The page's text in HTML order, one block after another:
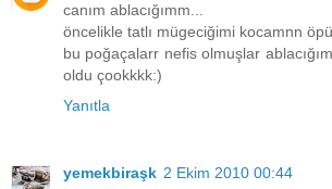
canım ablacığımm...
öncelikle tatlı mügeciğimi kocamnn
bu poğaçalarr nefis olmuşlar
oldu çookkkk:)
Yanıtla
yemekbiraşk 2 Ekim 2010 00:44